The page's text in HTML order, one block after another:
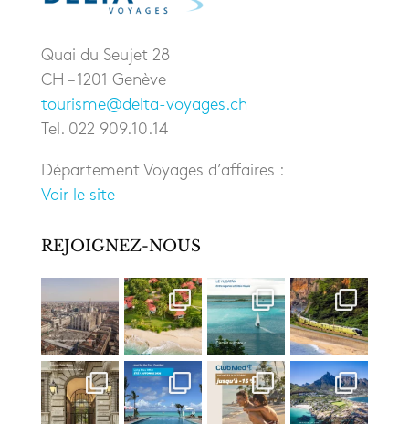
Quai du Seujet 28
CH – 1201 Genève
tourisme@delta-voyages.ch
Tel. 022 909.10.14
Département Voyages d’affaires :
Voir le site
REJOIGNEZ-NOUS